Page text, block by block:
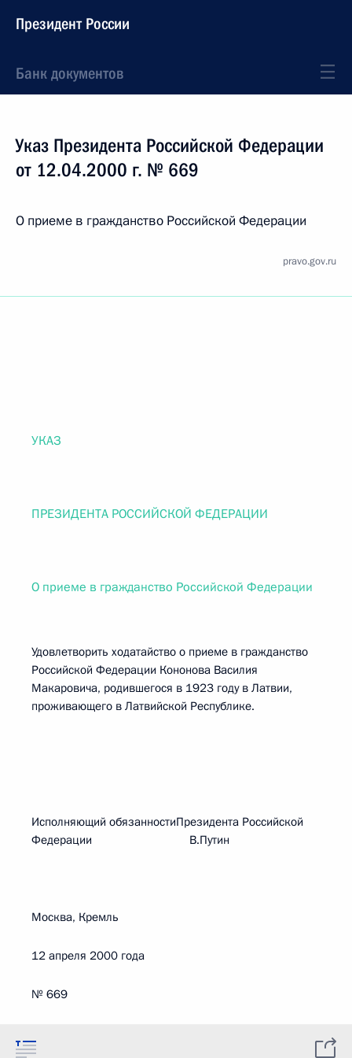
Президент России
Банк документов
Указ Президента Российской Федерации
от 12.04.2000 г. № 669
О приеме в гражданство Российской Федерации
pravo.gov.ru
УКАЗ
ПРЕЗИДЕНТА РОССИЙСКОЙ ФЕДЕРАЦИИ
О приеме в гражданство Российской Федерации
Удовлетворить ходатайство о приеме в гражданство
Российской Федерации Кононова Василия
Макаровича, родившегося в 1923 году в Латвии,
проживающего в Латвийской Республике.
Исполняющий обязанностиПрезидента Российской
Федерации В.Путин
Москва, Кремль
12 апреля 2000 года
№ 669